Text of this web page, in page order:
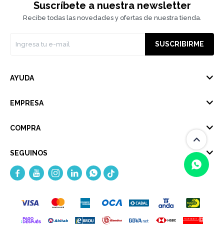
Suscríbete a nuestra newsletter
Recibe todas las novedades y ofertas de nuestra tienda.
SUSCRIBIRME
AYUDA
EMPRESA
COMPRA
SEGUINOS
    